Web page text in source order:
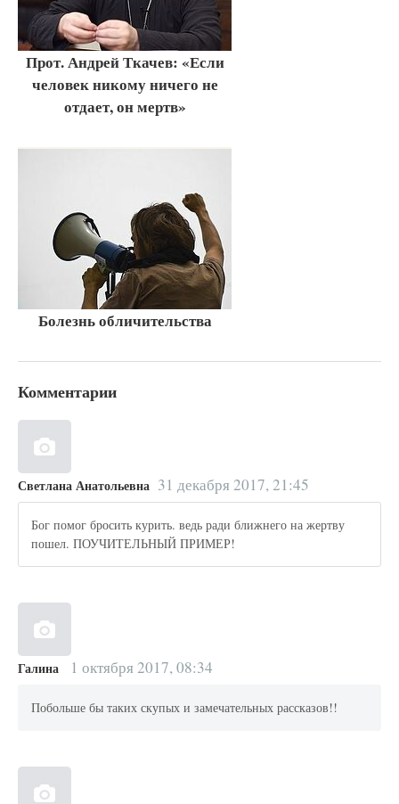
Прот. Андрей Ткачев: «Если
человек никому ничего не
отдает, он мертв»
Болезнь обличительства
Комментарии
Светлана Анатольевна 31 декабря 2017, 21:45
Бог помог бросить курить. ведь ради ближнего на жертву
пошел. ПОУЧИТЕЛЬНЫЙ ПРИМЕР!
Галина 1 октября 2017, 08:34
Побольше бы таких скупых и замечательных рассказов!!